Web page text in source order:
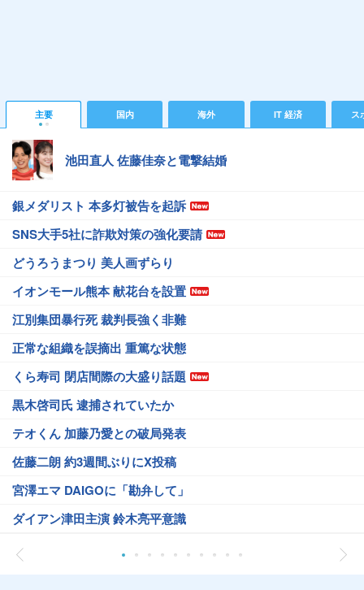
主要 国内 海外 IT 経済 ス
池田直人 佐藤佳奈と電撃結婚
銀メダリスト 本多灯被告を起訴
SNS大手5社に詐欺対策の強化要請
どうろうまつり 美人画ずらり
イオンモール熊本 献花台を設置
江別集団暴行死 裁判長強く非難
正常な組織を誤摘出 重篤な状態
くら寿司 閉店間際の大盛り話題
黒木啓司氏 逮捕されていたか
テオくん 加藤乃愛との破局発表
佐藤二朗 約3週間ぶりにX投稿
宮澤エマ DAIGOに「勘弁して」
ダイアン津田主演 鈴木亮平意識